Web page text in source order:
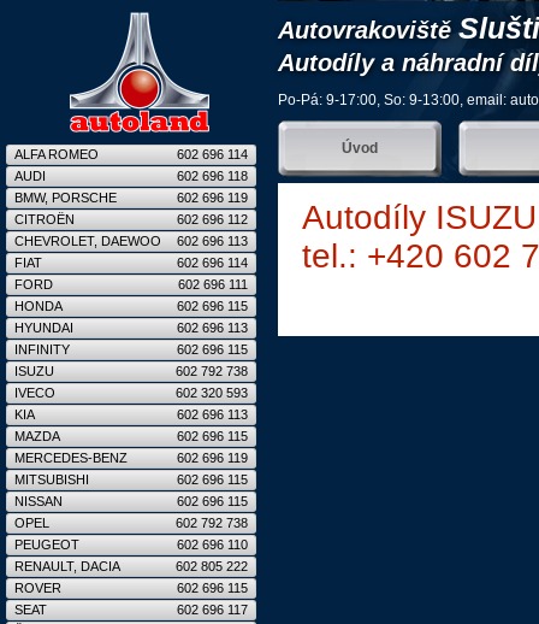
Autovrakoviště
Autodíly a náhradní
Po-Pá: 9-17:00, So: 9-13:00, email:
Úvod
Autodíly ISUZU
tel.: +420 602
ALFA ROMEO
602 696 114
AUDI
602 696 118
BMW, PORSCHE
602 696 119
CITROËN
602 696 112
CHEVROLET, DAEWOO
602 696 113
FIAT
602 696 114
FORD
602 696 111
HONDA
602 696 115
HYUNDAI
602 696 113
INFINITY
602 696 115
ISUZU
602 792 738
IVECO
602 320 593
KIA
602 696 113
MAZDA
602 696 115
MERCEDES-BENZ
602 696 119
MITSUBISHI
602 696 115
NISSAN
602 696 115
OPEL
602 792 738
PEUGEOT
602 696 110
RENAULT, DACIA
602 805 222
ROVER
602 696 115
SEAT
602 696 117